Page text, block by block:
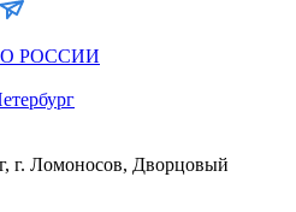
РОССИИ
г. Ломоносов, Дворцовый